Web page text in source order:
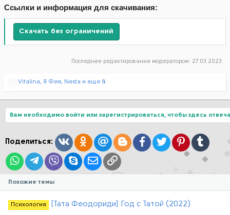
Ссылки и информация для скачивания:
Скачать без ограничений
Последнее редактирование модератором: 27.03.2023
Р
ц
и
:
Vitalina, Я Фея, Nesta и еще 8
Вам необходимо войти или зарегистрироваться, чтобы здесь
Поделиться: ВконтактеОдноклассники
Mail.ruBloggerFacebook
TwitterPinterestTumblr
WhatsAppTelegram
Viber SkypeЭлектронная почта
Ссылка
Похожие темы
Психология [Тата Феодориди] Год с Татой (2022)